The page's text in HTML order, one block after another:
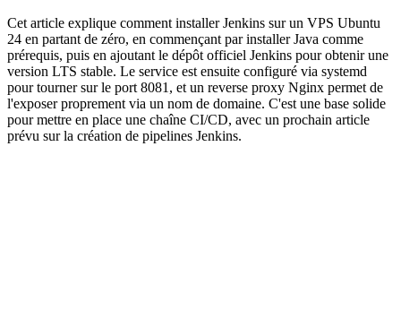
Cet article explique comment installer Jenkins sur un VPS Ubuntu
24 en partant de zéro, en commençant par installer Java comme
prérequis, puis en ajoutant le dépôt officiel Jenkins pour obtenir une
version LTS stable. Le service est ensuite configuré via systemd
pour tourner sur le port 8081, et un reverse proxy Nginx permet de
l'exposer proprement via un nom de domaine. C'est une base solide
pour mettre en place une chaîne CI/CD, avec un prochain article
prévu sur la création de pipelines Jenkins.